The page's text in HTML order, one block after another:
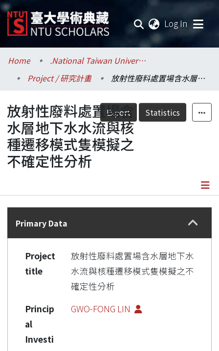
Log In
Communities & Collections
Research Outputs
Fundings & Projects
Researchers
Organizations
Home
.National Taiwan University / 國立臺灣大學
Project / 研究計畫
放射性廢料處置場含水層地下水水流與核種遷移模式隻模擬之不確定性分析
Export Statistics
放射性廢料處置場含
水層地下水水流與核
種遷移模式隻模擬之
不確定性分析
Details
Primary Data
Project
title
放射性廢料處置場含水層地下水
水流與核種遷移模式隻模擬之不
確定性分析
Princip
al
Investi
GWO-FONG LIN